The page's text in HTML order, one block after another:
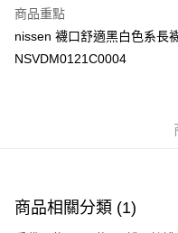
PayMe
WeChat Pay
付款後順豐站及營業點
每筆HK$40.00，滿
商品重點
nissen 襪口舒適黑白色系長
NSVDM0121C0004
商品相關分類 (1)